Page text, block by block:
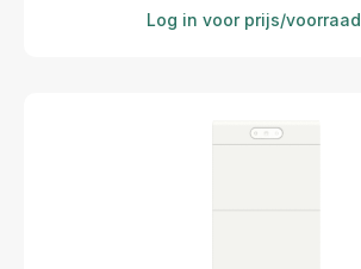
Log in voor prijs/voorraad